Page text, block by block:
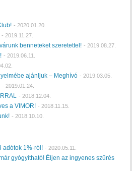
- 2020.01.20.
- 2019.11.27.
benneteket szeretettel! - 2019.08.27.
- 2019.06.11.
ajánljuk – Meghívó - 2019.03.05.
- 2019.01.24.
- 2018.12.04.
a VIMOR! - 2018.11.15.
- 2018.10.10.
adótok 1%-ról! - 2020.05.11.
gyógyítható! Éljen az ingyenes szűrés